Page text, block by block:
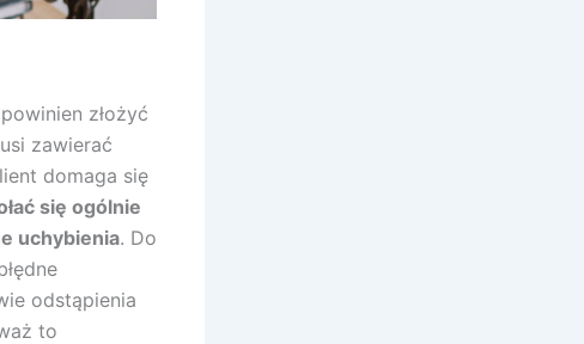
złożyć
zawierać
domaga się
się ogólnie
uchybienia. Do
odstąpienia
to